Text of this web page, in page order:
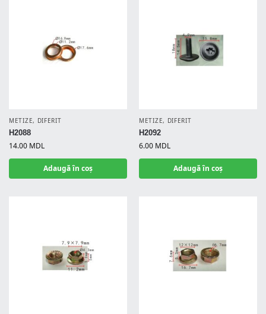
METIZE, DIFERIT
H2088
14.00 MDL
Adaugă în coș
METIZE, DIFERIT
H2092
6.00 MDL
Adaugă în coș